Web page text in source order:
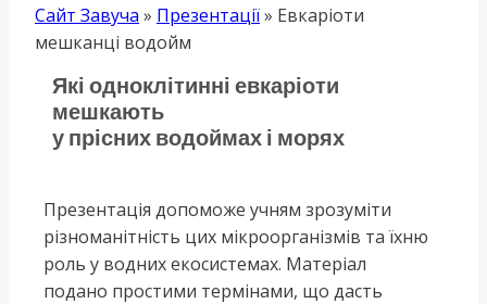
Сайт Завуча » Презентації» Евкаріоти
мешканці водойм
Які одноклітинні евкаріоти
мешкають
у прісних водоймах і морях
Презентація допоможе учням зрозуміти
різноманітність цих мікроорганізмів та їхню
роль у водних екосистемах. Матеріал
подано простими термінами, що дасть